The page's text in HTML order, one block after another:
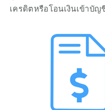
เครดิตหรือโอนเงินเข้าบัญ